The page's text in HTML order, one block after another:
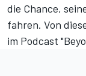
die Chance,
fahren. Von
im Podcast